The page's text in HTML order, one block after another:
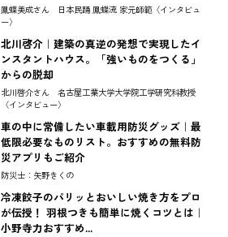
鳳蝶美成さん 日本民踊 鳳蝶流 家元師範〈インタビュ
ー〉
北川啓介｜建築の真逆の発想で実現したイ
ンスタントハウス。「強いものをつくる」
からの脱却
北川啓介さん 名古屋工業大学大学院工学研究科教授
〈インタビュー〉
車の中に常備したい車載用防災グッズ｜最
低限必要なものリスト。おすすめの無料防
災アプリもご紹介
防災士：矢野きくの
冷凍餃子のパリッとおいしい焼き方をプロ
が伝授！ 羽根つきも簡単に焼くコツとは｜
小野寺力おすすめ...